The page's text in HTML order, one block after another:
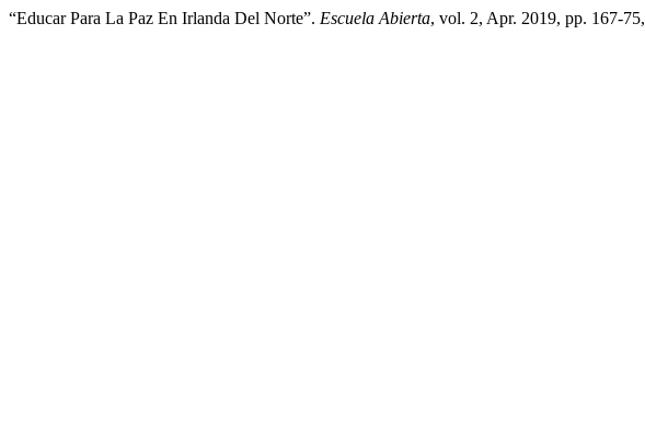
“Educar Para La Paz En Irlanda Del Norte”. Escuela Abierta, vol. 2, Apr. 2019, pp. 167-75,